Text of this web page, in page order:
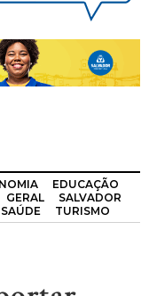
EDUCAÇÃO
GERAL
SALVADOR
SAÚDE TURISMO